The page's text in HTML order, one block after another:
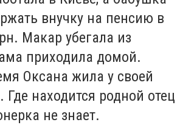
внучку на пенсию в
Макар убегала из
приходила домой.
Оксана жила у своей
находится родной отец
не знает.